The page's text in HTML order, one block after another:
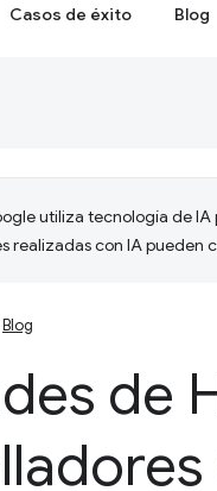
Casos de éxito Blog
utiliza tecnología de
realizadas con IA pueden
Blog
de